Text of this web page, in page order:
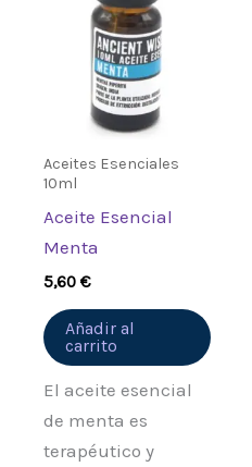
Aceites Esenciales
10ml
Aceite Esencial
Menta
5,60€
Añadir al
carrito
El aceite esencial
de menta es
terapéutico y